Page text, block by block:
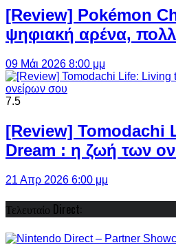
[Review] Pokémon
ψηφιακή αρένα,
09 Μάι 2026 8:00 μμ
7.5
[Review] Tomodachi
Dream : η ζωή των
21 Απρ 2026 6:00 μμ
Τελευταίο Direct: